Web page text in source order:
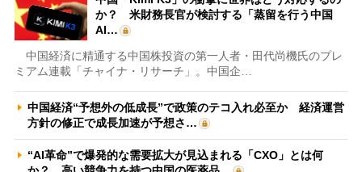
か？ 米財務長官が検討する「蒸留を行う中国
AI…
中国経済に精通する中国株投資の第一人者・田代尚機氏のプレ
ミアム連載「チャイナ・リサーチ」。中国企…
中国経済“予想外の低成長”で政策のテコ入れ必至か 経済運営
方針の修正で成長加速が予想さ…
“AI革命”で爆発的な需要拡大が見込まれる「CXO」とは何